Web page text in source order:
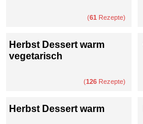
(61 Rezepte)
Herbst Dessert warm
vegetarisch
(126 Rezepte)
Herbst Dessert warm